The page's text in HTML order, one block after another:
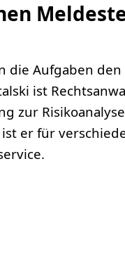
die Aufgaben
ist
zur
er für